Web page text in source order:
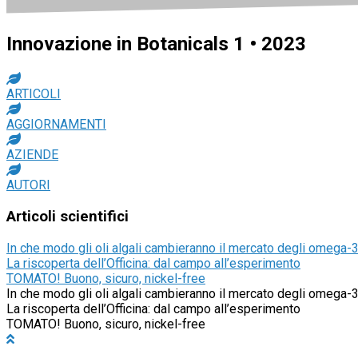
Innovazione in Botanicals 1 • 2023
ARTICOLI
AGGIORNAMENTI
AZIENDE
AUTORI
Articoli scientifici
In che modo gli oli algali cambieranno il mercato degli omega-
La riscoperta dell’Officina: dal campo all’esperimento
TOMATO! Buono, sicuro, nickel-free
In che modo gli oli algali cambieranno il mercato degli omega-
La riscoperta dell’Officina: dal campo all’esperimento
TOMATO! Buono, sicuro, nickel-free